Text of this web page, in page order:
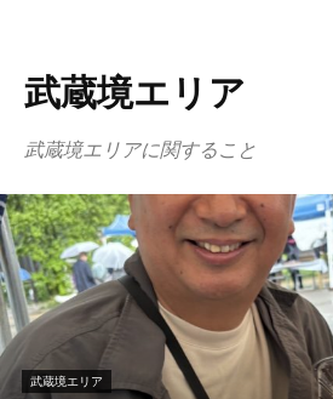
武蔵境エリア
武蔵境エリアに関すること
武蔵境エリア